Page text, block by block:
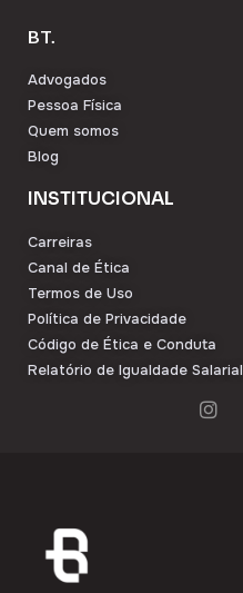
BT.
Advogados
Pessoa Física
Quem somos
Blog
INSTITUCIONAL
Carreiras
Canal de Ética
Termos de Uso
Política de Privacidade
Código de Ética e Conduta
Relatório de Igualdade Salarial